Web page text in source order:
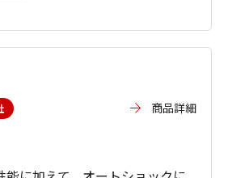
商品詳細